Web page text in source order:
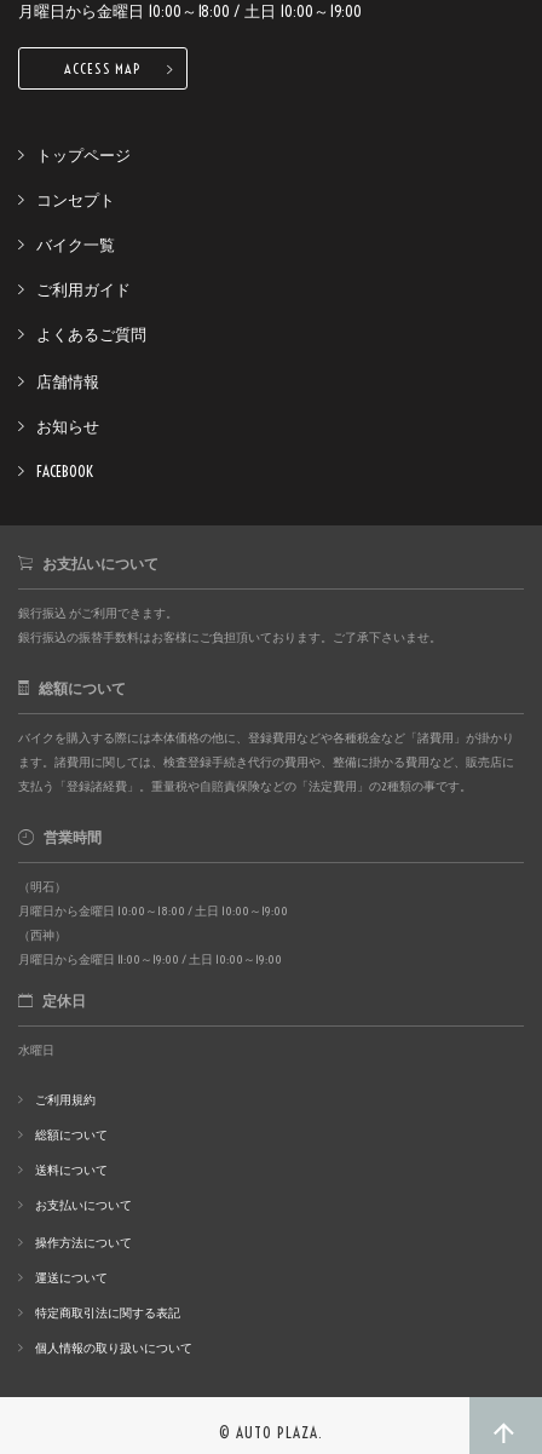
月曜日から金曜日 10:00～18:00 / 土日 10:00～19:00
ACCESS MAP
トップページ
コンセプト
バイク一覧
ご利用ガイド
よくあるご質問
店舗情報
お知らせ
FACEBOOK
お支払いについて
銀行振込 がご利用できます。
銀行振込の振替手数料はお客様にご負担頂いております。ご了承下さいませ。
総額について
バイクを購入する際には本体価格の他に、登録費用などや各種税金など「諸費用」が掛かり
ます。諸費用に関しては、検査登録手続き代行の費用や、整備に掛かる費用など、販売店に
支払う「登録諸経費」。重量税や自賠責保険などの「法定費用」の2種類の事です。
営業時間
（明石）
月曜日から金曜日 10:00～18:00 / 土日 10:00～19:00
（西神）
月曜日から金曜日 11:00～19:00 / 土日 10:00～19:00
定休日
水曜日
ご利用規約
総額について
送料について
お支払いについて
操作方法について
運送について
特定商取引法に関する表記
個人情報の取り扱いについて
© AUTO PLAZA.